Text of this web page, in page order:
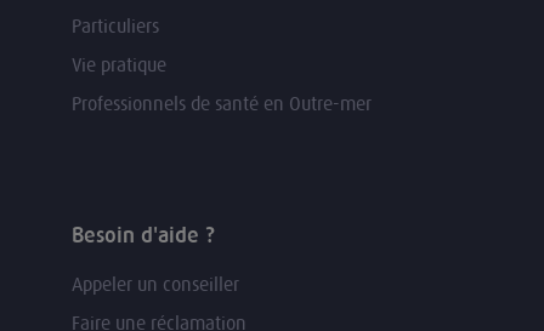
Particuliers
Vie pratique
Professionnels de santé en Outre-mer
Besoin d'aide ?
Appeler un conseiller
Faire une réclamation